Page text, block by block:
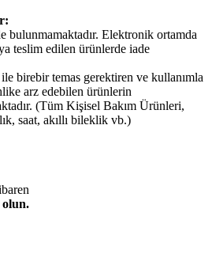
bulunmamaktadır. Elektronik ortamda
teslim edilen ürünlerde iade
birebir temas gerektiren ve kullanımla
arz edebilen ürünlerin
(Tüm Kişisel Bakım Ürünleri,
saat, akıllı bileklik vb.)
olun.